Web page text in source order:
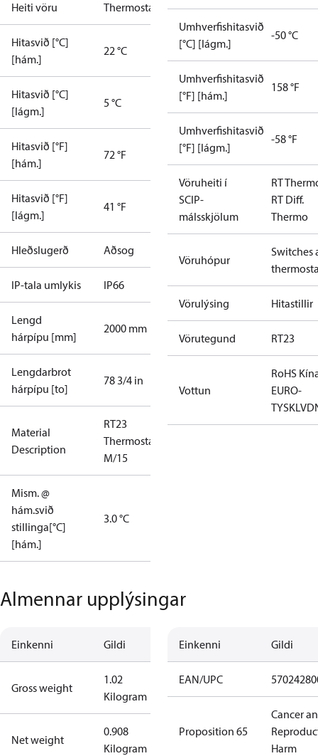
Heiti vöru Thermostat
Hitasvið [°C]
[hám.]
22 °C
Hitasvið [°C]
[lágm.]
5 °C
Hitasvið [°F]
[hám.]
72 °F
Hitasvið [°F]
[lágm.]
41 °F
Hleðslugerð Aðsog
IP-tala umlykis IP66
Lengd
hárpípu [mm]
2000 mm
Lengdarbrot
hárpípu [to]
78 3/4 in
Material
Description
RT23
Thermostat
M/15
Mism. @
hám.svið
stillinga[°C]
[hám.]
3.0 °C
Umhverfishitasvið
[°C] [lágm.]
-50 °C
Umhverfishitasvið
[°F] [hám.]
158 °F
Umhverfishitasvið
[°F] [lágm.]
-58 °F
Vöruheiti í
SCIP-
málsskjölum
RT
RT Diff.
Thermo
Vöruhópur
Switches
Vörulýsing Hitastillir
Vörutegund RT23
Vottun
RoHS
EURO-
TYSKLVD
Almennar upplýsingar
Einkenni Gildi
Gross weight
1.02
Kilogram
Net weight
0.908
Kilogram
Einkenni Gildi
EAN/UPC
Proposition 65
Cancer
Harm